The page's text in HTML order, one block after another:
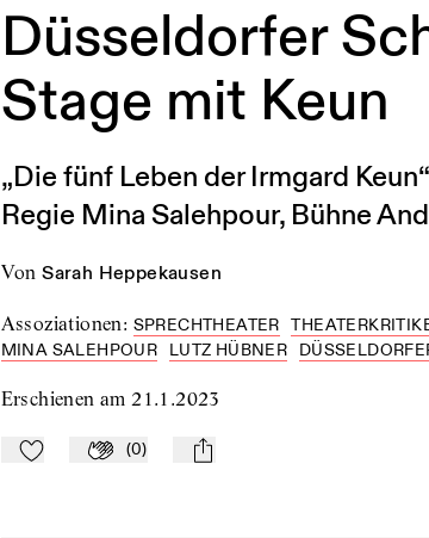
Düsseldorfer
Stage mit Keun
„Die fünf Leben der Irmgard
Regie Mina Salehpour, Bühne
von Sarah Heppekausen
Assoziationen: SPRECHTHEATER
MINA SALEHPOUR
LUTZ HÜBNER
Erschienen am 21.1.2023
Zu Mein-TdZ hinzufügen
Applaudieren
(0) mail